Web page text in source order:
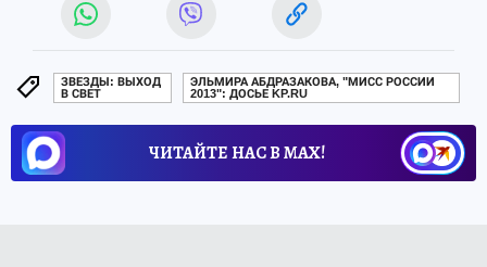
ЗВЕЗДЫ: ВЫХОД
В СВЕТ
ЭЛЬМИРА АБДРАЗАКОВА, "МИСС РОССИИ
2013": ДОСЬЕ KP.RU
ЧИТАЙТЕ НАС В МАХ!